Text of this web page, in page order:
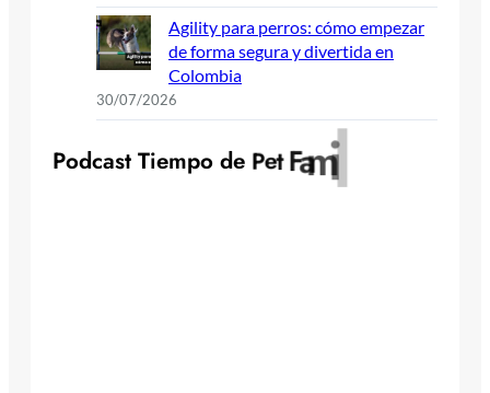
Agility para perros: cómo empezar
de forma segura y divertida en
Colombia
30/07/2026
Podcast Tiempo de PetFamil